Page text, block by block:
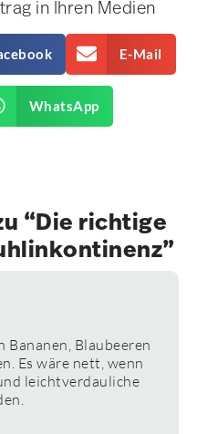
in Ihren Medien
E-Mail
WhatsApp
“Die richtige
Bananen, Blaubeeren
Es wäre nett, wenn
leichtverdauliche